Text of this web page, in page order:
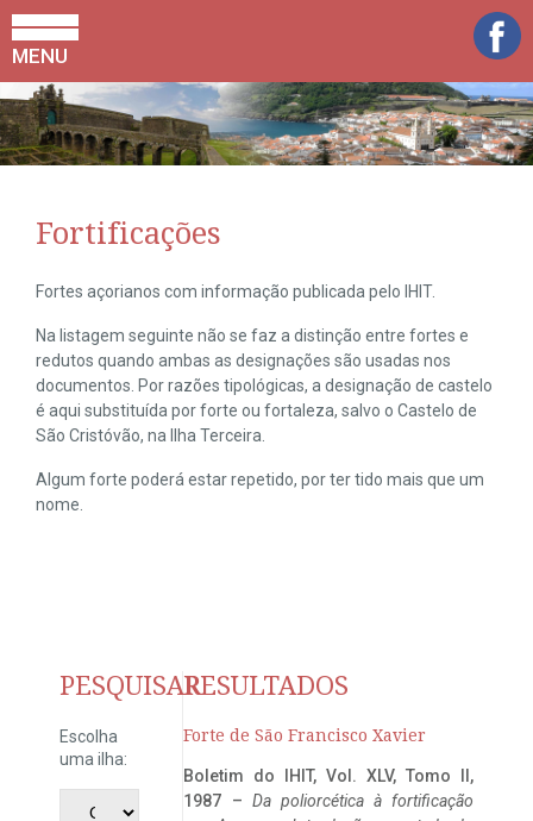
MENU
Fortificações
Fortes açorianos com informação publicada pelo IHIT.
Na listagem seguinte não se faz a distinção entre fortes e
redutos quando ambas as designações são usadas nos
documentos. Por razões tipológicas, a designação de castelo
é aqui substituída por forte ou fortaleza, salvo o Castelo de
São Cristóvão, na Ilha Terceira.
Algum forte poderá estar repetido, por ter tido mais que um
nome.
PESQUISAR
Escolha
uma ilha:
RESULTADOS
Forte de São Francisco Xavier
Boletim do IHIT, Vol. XLV, Tomo II,
1987 – Da poliorcética à fortificação